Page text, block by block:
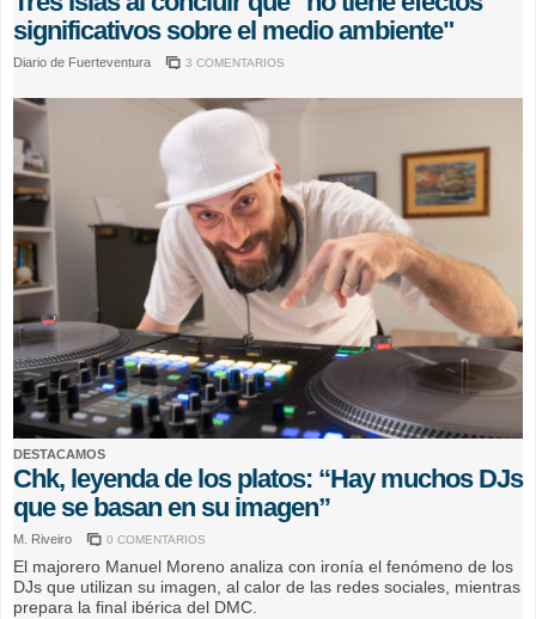
significativos sobre el medio ambiente"
Diario de Fuerteventura 3 COMENTARIOS
DESTACAMOS
Chk, leyenda de los platos: “Hay muchos DJs
que se basan en su imagen”
M. Riveiro 0 COMENTARIOS
El majorero Manuel Moreno analiza con ironía el fenómeno de los
DJs que utilizan su imagen, al calor de las redes sociales, mientras
prepara la final ibérica del DMC.